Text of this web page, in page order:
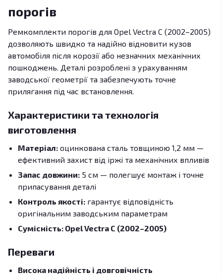
порогів
Ремкомплекти порогів для Opel Vectra C (2002–2005)
дозволяють швидко та надійно відновити кузов
автомобіля після корозії або незначних механічних
пошкоджень. Деталі розроблені з урахуванням
заводської геометрії та забезпечують точне
прилягання під час встановлення.
Характеристики та технологія
виготовлення
Матеріал: оцинкована сталь товщиною 1,2 мм —
ефективний захист від іржі та механічних впливів
Запас довжини: 5 см — полегшує монтаж і точне
припасування деталі
Контроль якості: гарантує відповідність
оригінальним заводським параметрам
Сумісність: Opel Vectra C (2002–2005)
Переваги
Висока надійність і довговічність